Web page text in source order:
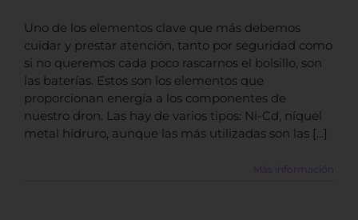
Uno de los elementos clave que más debemos
cuidar y prestar atención, tanto por seguridad como
si no queremos cada poco rascarnos el bolsillo, son
las baterías. Estos son los elementos que
proporcionan energía a los componentes de
nuestro dron. Las hay de varios tipos: Ni-Cd, níquel
metal hidruro, aunque las más utilizadas son las [...]
Más información